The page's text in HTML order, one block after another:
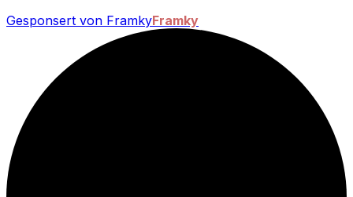
Gesponsert von FramkyFramky